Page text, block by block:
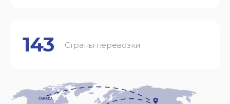
143 Страны перевозки